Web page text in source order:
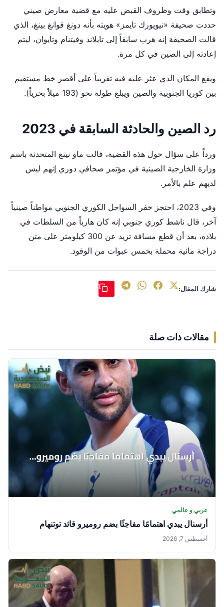
وتطابق وقت وظروف القبض عليه مع قضية معارض صيني
حددت صحيفة «نيويورك تايمز» هويته بأنه دونغ قوانغ بينغ، الذي
قالت الصحيفة إنه هرب سابقاً إلى تايلاند وفيتنام وتايوان، ليتم
إعادته إلى الصين في كل مرة.
ويقع المكان الذي عثر عليه فيه تقريباً على أقصر خط مستقيم
بين كوريا الجنوبية والصين ويبلغ طوله نحو (193 ميلاً بحرياً).
رد الصين والحادثة السابقة في 2023
ورداً على سؤال حول هذه القضية، قالت ماو نينغ المتحدثة باسم
وزارة الخارجية الصينية في مؤتمر صحافي دوري إنهم ليس
لديهم علم بالأمر.
وفي 2023، احتجز خفر السواحل الكوري الجنوبي مواطناً صينياً
آخر، قال ناشط كوري جنوبي إنه كان هارباً من السلطات في
بلاده، بعد أن قطع مسافة تزيد عن 300 كيلومتر على متن
دراجة مائية محملة بخمس عبوات من الوقود.
شارك المقال:
مقالات ذات صلة
عربي و عالمي
أرسنال يبدي اهتمامًا مفاجئًا بضم روميرو قائد توتنهام
أغسطس 7, 2026